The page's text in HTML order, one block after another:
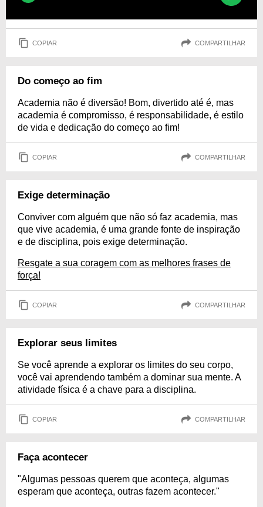
COPIAR COMPARTILHAR
Do começo ao fim
Academia não é diversão! Bom, divertido até é, mas
academia é compromisso, é responsabilidade, é estilo
de vida e dedicação do começo ao fim!
COPIAR COMPARTILHAR
Exige determinação
Conviver com alguém que não só faz academia, mas
que vive academia, é uma grande fonte de inspiração
e de disciplina, pois exige determinação.
Resgate a sua coragem com as melhores frases de
força!
COPIAR COMPARTILHAR
Explorar seus limites
Se você aprende a explorar os limites do seu corpo,
você vai aprendendo também a dominar sua mente. A
atividade física é a chave para a disciplina.
COPIAR COMPARTILHAR
Faça acontecer
"Algumas pessoas querem que aconteça, algumas
esperam que aconteça, outras fazem acontecer."